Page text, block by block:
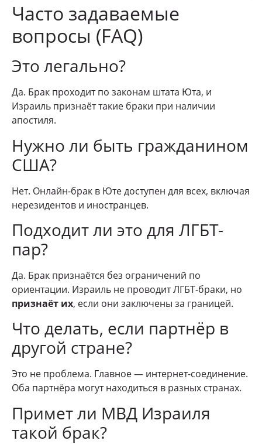
Часто задаваемые
вопросы (FAQ)
Это легально?
Да. Брак проходит по законам штата Юта, и
Израиль признаёт такие браки при наличии
апостиля.
Нужно ли быть гражданином
США?
Нет. Онлайн-брак в Юте доступен для всех, включая
нерезидентов и иностранцев.
Подходит ли это для ЛГБТ-
пар?
Да. Брак признаётся без ограничений по
ориентации. Израиль не проводит ЛГБТ-браки, но
признаёт их, если они заключены за границей.
Что делать, если партнёр в
другой стране?
Это не проблема. Главное — интернет-соединение.
Оба партнёра могут находиться в разных странах.
Примет ли МВД Израиля
такой брак?